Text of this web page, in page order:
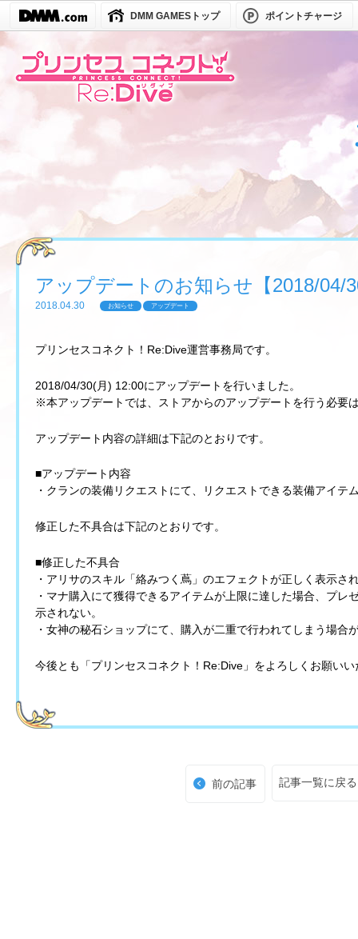
DMM GAMESトップ ポイントチャージ
アップデートのお知らせ【2018/04/
2018.04.30 お知らせ アップデート
プリンセスコネクト！Re:Dive運営事務局です。
2018/04/30(月) 12:00にアップデートを行いました。
※本アップデートでは、ストアからのアップデートを行う必要
アップデート内容の詳細は下記のとおりです。
■アップデート内容
・クランの装備リクエストにて、リクエストできる装備アイテ
修正した不具合は下記のとおりです。
■修正した不具合
・アリサのスキル「絡みつく蔦」のエフェクトが正しく表示さ
・マナ購入にて獲得できるアイテムが上限に達した場合、プ
示されない。
・女神の秘石ショップにて、購入が二重で行われてしまう場合
今後とも「プリンセスコネクト！Re:Dive」をよろしくお願いい
前の記事 記事一覧に戻る